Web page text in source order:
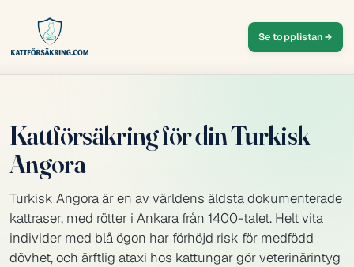
Se topplistan
Kattförsäkring för din Turkisk
Angora
Turkisk Angora är en av världens äldsta dokumenterade
kattraser, med rötter i Ankara från 1400-talet. Helt vita
individer med blå ögon har förhöjd risk för medfödd
dövhet, och ärftlig ataxi hos kattungar gör veterinärintyg